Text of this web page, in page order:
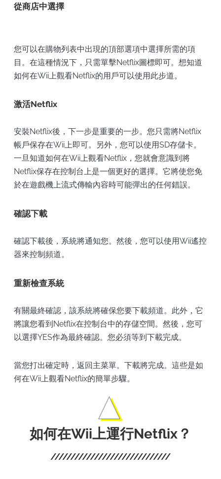
從商店中選擇
您可以在購物列表中出現的頂部選項中選擇所需的項
目。在這種情況下，只需單擊Netflix圖標即可。想知道
如何在Wii上觀看Netflix的用戶可以使用此步道。
激活Netflix
安裝Netflix後，下一步是重要的一步。您只需將Netflix
帳戶保存在Wii上即可。另外，您可以使用SD存儲卡。
一旦知道如何在Wii上觀看Netflix，您就會意識到將
Netflix保存在控制台上是一個更好的選擇。它將使您免
於在遊戲機上流式傳輸內容時可能彈出的任何錯誤。
確認下載
確認下載後，系統將通知您。然後，您可以使用Wii遙控
器來控制頻道。
重新檢查系統
有關最終確認，該系統將確保您要下載頻道。此外，它
將讓您看到Netflix在控制台中的存儲空間。然後，您可
以選擇YES作為最終確認。您必須等到下載完成。
當您打出確定時，返回主菜單。下載將完成。這些是如
何在Wii上觀看Netflix的簡單步驟。
如何在Wii上運行Netflix？